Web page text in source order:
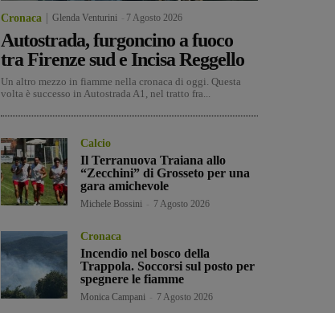
Cronaca Glenda Venturini 7 Agosto 2026
Autostrada, furgoncino a fuoco
tra Firenze sud e Incisa Reggello
Un altro mezzo in fiamme nella cronaca di oggi. Questa
volta è successo in Autostrada A1, nel tratto fra...
Calcio
Il Terranuova Traiana allo
“Zecchini” di Grosseto per una
gara amichevole
Michele Bossini 7 Agosto 2026
Cronaca
Incendio nel bosco della
Trappola. Soccorsi sul posto per
spegnere le fiamme
Monica Campani 7 Agosto 2026